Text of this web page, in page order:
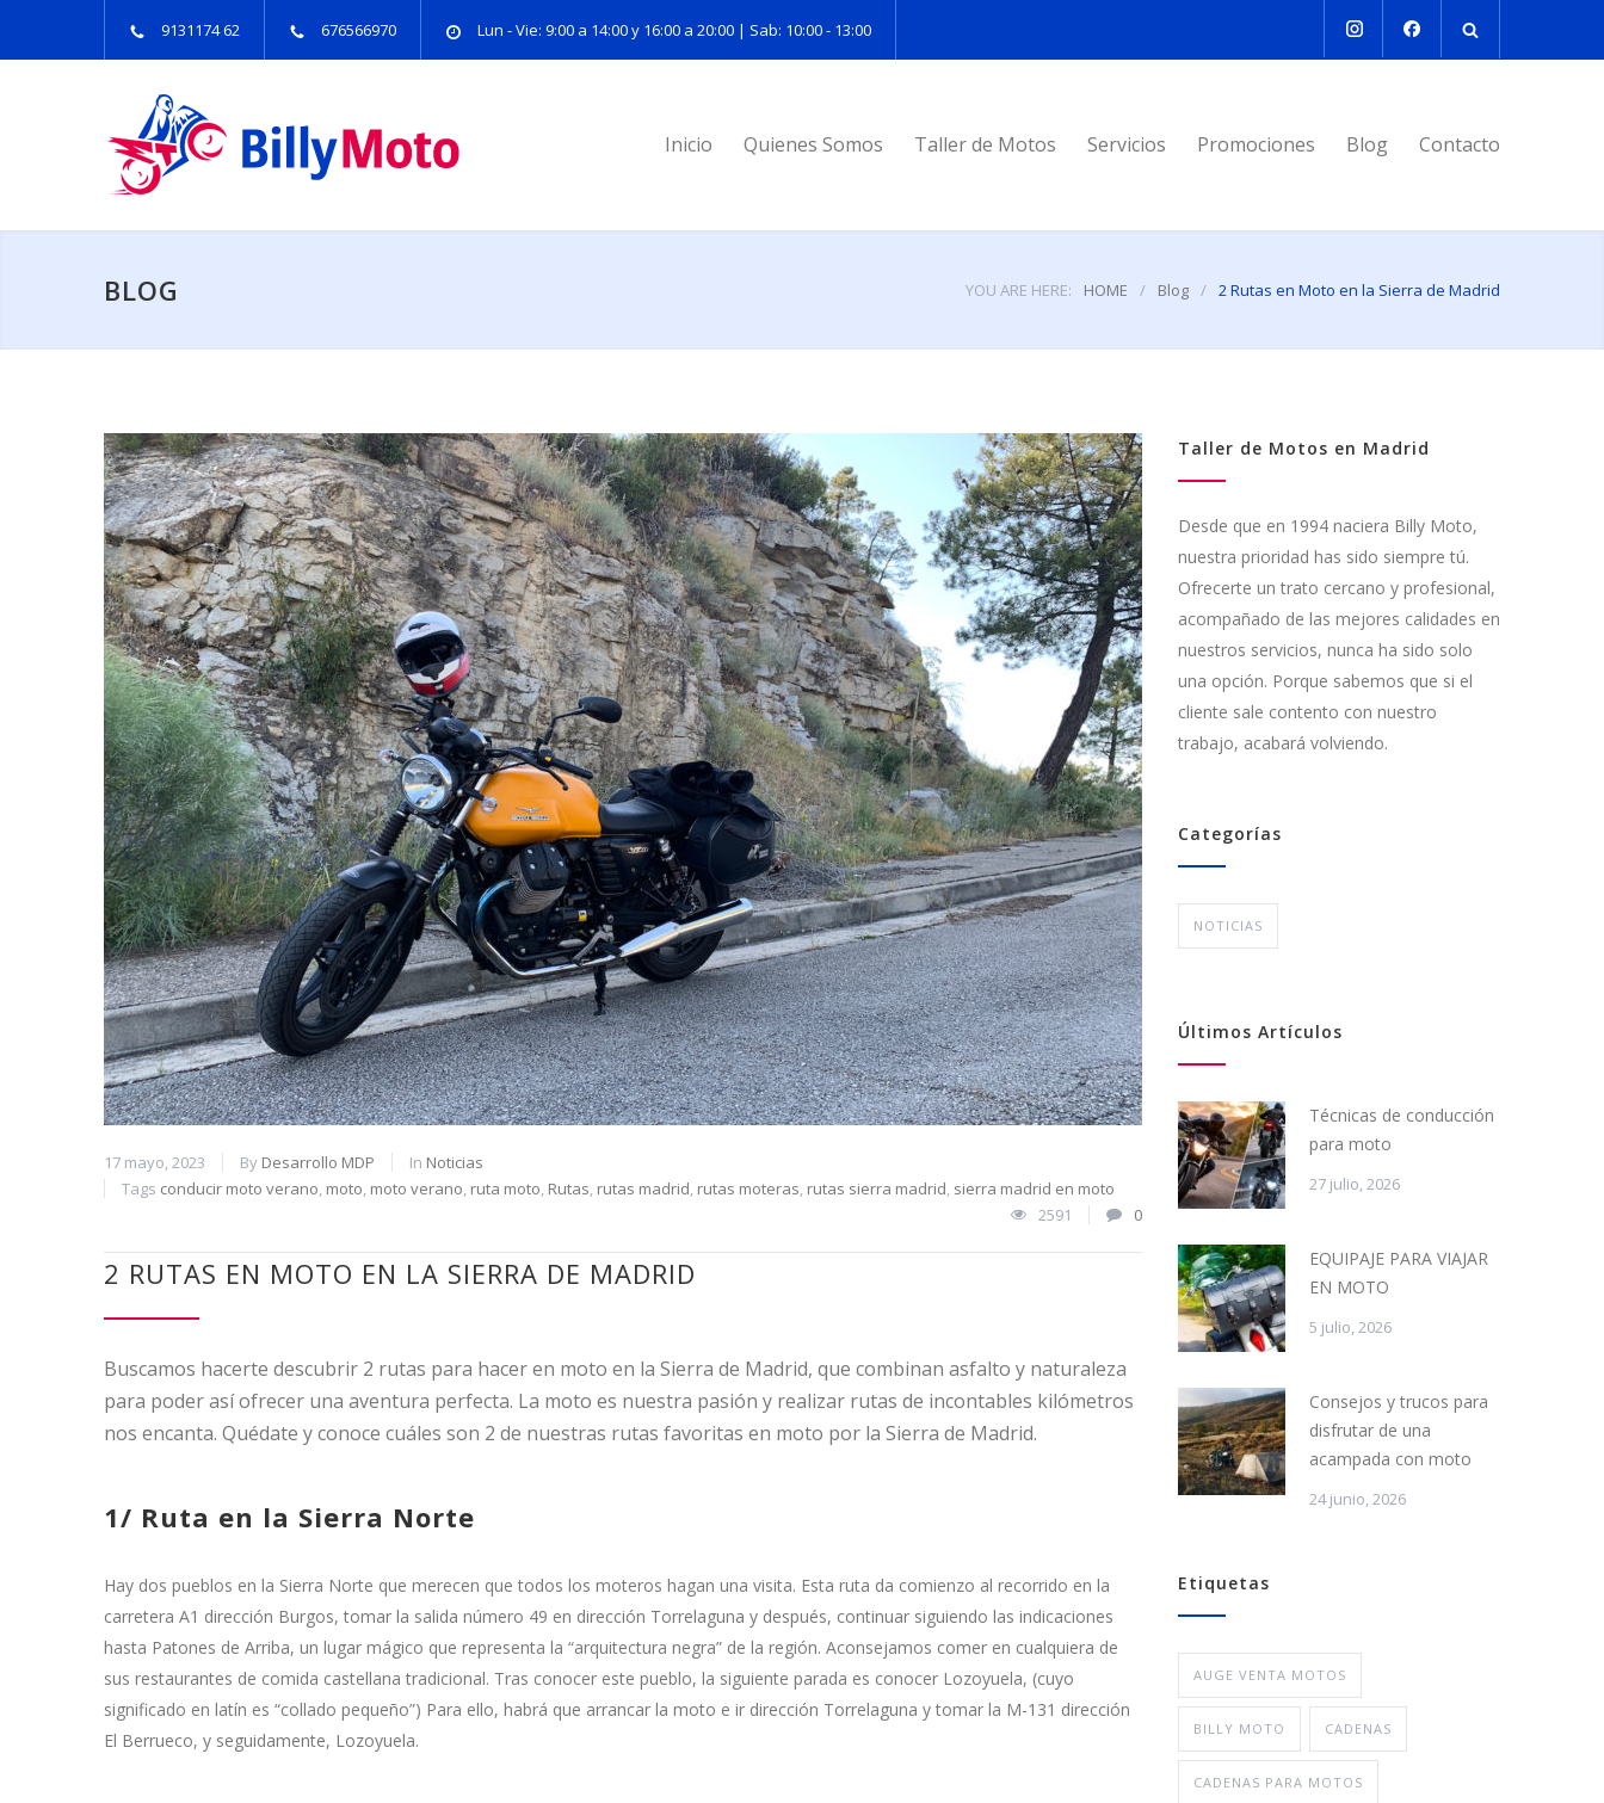
9131174 62 676566970 Lun - Vie: 9:00 a 14:00 y 16:00 a 20:00 | Sab: 10:00 - 13:00
Inicio Quienes Somos Taller de Motos Servicios Promociones Blog Contacto
BLOG YOU ARE HERE: HOME / Blog / 2 Rutas en Moto en la Sierra de Madrid
17 mayo, 2023 By Desarrollo MDP In Noticias
Tags conducir moto verano, moto, moto verano, ruta moto, Rutas, rutas madrid, rutas moteras, rutas sierra madrid, sierra madrid en moto
2591
0
2 RUTAS EN MOTO EN LA SIERRA DE MADRID
Buscamos hacerte descubrir 2 rutas para hacer en moto en la Sierra de Madrid, que combinan asfalto y naturaleza
para poder así ofrecer una aventura perfecta. La moto es nuestra pasión y realizar rutas de incontables kilómetros
nos encanta. Quédate y conoce cuáles son 2 de nuestras rutas favoritas en moto por la Sierra de Madrid.
1/ Ruta en la Sierra Norte
Hay dos pueblos en la Sierra Norte que merecen que todos los moteros hagan una visita. Esta ruta da comienzo al recorrido en la
carretera A1 dirección Burgos, tomar la salida número 49 en dirección Torrelaguna y después, continuar siguiendo las indicaciones
hasta Patones de Arriba, un lugar mágico que representa la “arquitectura negra” de la región. Aconsejamos comer en cualquiera de
sus restaurantes de comida castellana tradicional. Tras conocer este pueblo, la siguiente parada es conocer Lozoyuela, (cuyo
significado en latín es “collado pequeño”) Para ello, habrá que arrancar la moto e ir dirección Torrelaguna y tomar la M-131 dirección
El Berrueco, y seguidamente, Lozoyuela.
Taller de Motos en Madrid
Desde que en 1994 naciera Billy Moto,
nuestra prioridad has sido siempre tú.
Ofrecerte un trato cercano y profesional,
acompañado de las mejores calidades en
nuestros servicios, nunca ha sido solo
una opción. Porque sabemos que si el
cliente sale contento con nuestro
trabajo, acabará volviendo.
Categorías
NOTICIAS
Últimos Artículos
Técnicas de conducción
para moto
27 julio, 2026
EQUIPAJE PARA VIAJAR
EN MOTO
5 julio, 2026
Consejos y trucos para
disfrutar de una
acampada con moto
24 junio, 2026
Etiquetas
AUGE VENTA MOTOS
BILLY MOTO CADENAS
CADENAS PARA MOTOS